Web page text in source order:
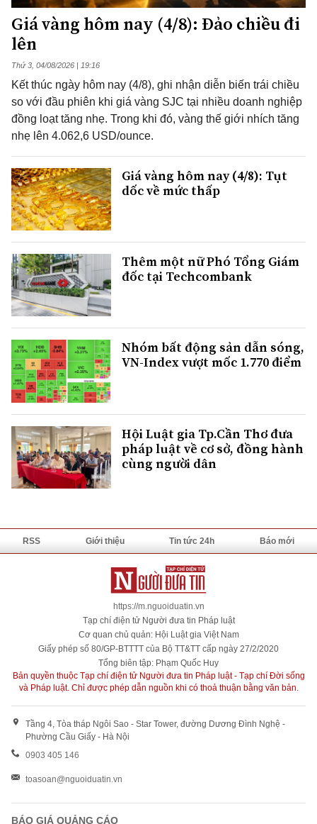
Giá vàng hôm nay (4/8): Đảo chiều đi
lên
Thứ 3, 04/08/2026 | 19:16
Kết thúc ngày hôm nay (4/8), ghi nhận diễn biến trái chiều
so với đầu phiên khi giá vàng SJC tại nhiều doanh nghiệp
đồng loạt tăng nhẹ. Trong khi đó, vàng thế giới nhích tăng
nhẹ lên 4.062,6 USD/ounce.
Giá vàng hôm nay (4/8): Tụt
dốc về mức thấp
Thêm một nữ Phó Tổng Giám
đốc tại Techcombank
Nhóm bất động sản dẫn sóng,
VN-Index vượt mốc 1.770 điểm
Hội Luật gia Tp.Cần Thơ đưa
pháp luật về cơ sở, đồng hành
cùng người dân
RSS Giới thiệu Tin tức 24h Báo mới
https://m.nguoiduatin.vn
Tạp chí điện tử Người đưa tin Pháp luật
Cơ quan chủ quản: Hội Luật gia Việt Nam
Giấy phép số 80/GP-BTTTT của Bộ TT&TT cấp ngày 27/2/2020
Tổng biên tập: Phạm Quốc Huy
Bản quyền thuộc Tạp chí điện tử Người đưa tin Pháp luật - Tạp chí Đời sống
và Pháp luật. Chỉ được phép dẫn nguồn khi có thoả thuận bằng văn bản.
Tầng 4, Tòa tháp Ngôi Sao - Star Tower, đường Dương Đình Nghệ -
Phường Cầu Giấy - Hà Nội
0903 405 146
toasoan@nguoiduatin.vn
BÁO GIÁ QUẢNG CÁO